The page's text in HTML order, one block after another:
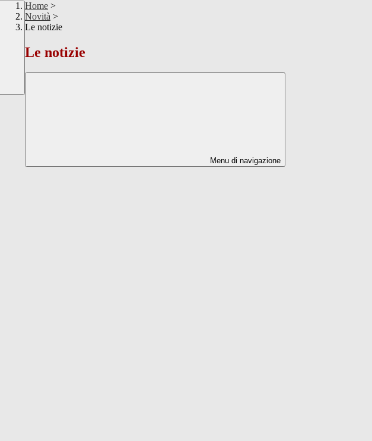
Home >
Novità >
Le notizie
Le notizie
Menu di navigazione